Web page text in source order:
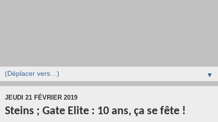
▼
JEUDI 21 FÉVRIER 2019
Steins ; Gate Elite : 10 ans, ça se fête !